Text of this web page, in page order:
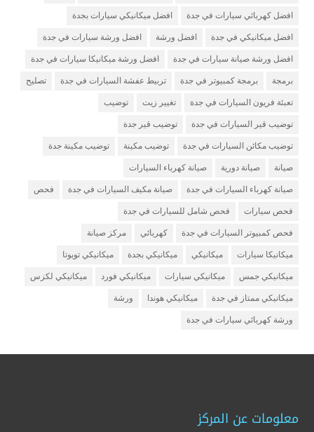
افضل كهربائي سيارات في جدة افضل ميكانيكي سيارات بجدة
افضل ميكانيكي في جدة افضل ورشة افضل ورشة سيارات في جدة
افضل ورشة صيانة سيارات في جدة افضل ورشة ميكانيكا سيارات في جدة
برمجة برمجة كمبيوتر في جدة تربيط عفشة السيارات في جدة تصليح
تعبئة فريون السيارات في جدة تغيير زيت توضيب
توضيب قير السيارات في جدة توضيب قير جدة
توضيب مكائن السيارات في جدة توضيب مكينة توضيب مكينة جدة
صيانة صيانة دورية صيانة كهرباء السيارات
صيانة كهرباء السيارات في جدة صيانة مكيف السيارات في جدة فحص
فحص سيارات فحص شامل للسيارات في جدة
فحص كمبيوتر السيارات في جدة كهربائي مركز صيانة
ميكانيكا سيارات ميكانيكي ميكانيكي بجدة ميكانيكي تويوتا
ميكانيكي جمس ميكانيكي سيارات ميكانيكي فورد ميكانيكي لكزس
ميكانيكي ممتاز في جدة ميكانيكي هوندا ورشة
ورشة كهربائي سيارات في جدة
معلومات عن المركز